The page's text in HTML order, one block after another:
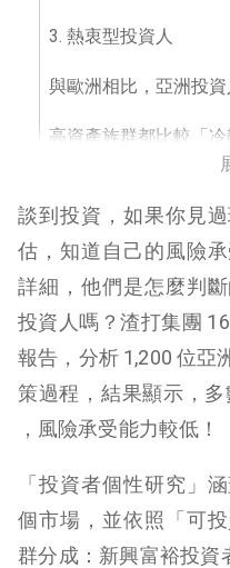
3. 熱衷型投資人
與歐洲相比，亞洲投資
高資產族群都比較「冷
談到投資，如果你見
估，知道自己的風險
詳細，他們是怎麼判
投資人嗎？渣打集團
報告，分析 1,200 位亞
策過程，結果顯示，
，風險承受能力較低！
「投資者個性研究」
個市場，並依照「可
群分成：新興富裕投資